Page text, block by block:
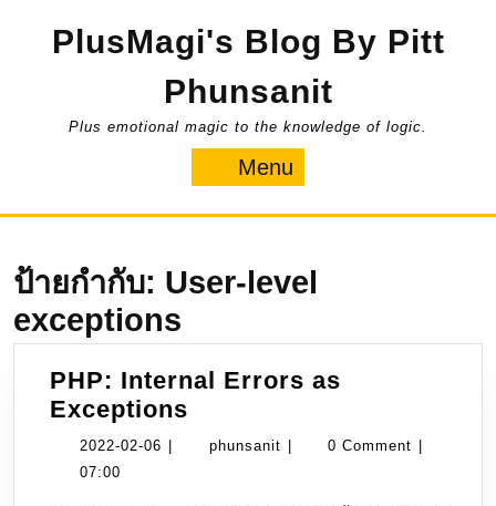
PlusMagi's Blog By Pitt
Phunsanit
Plus emotional magic to the knowledge of logic.
Menu
ป้ายกำกับ: User-level
exceptions
PHP: Internal Errors as
Exceptions
Internal
2022-02-06 2022- phunsanit phunsanit0 Comment
07:00